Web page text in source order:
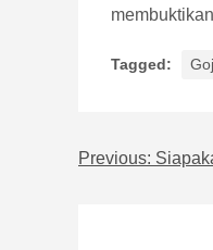
Tagged:
Previous: